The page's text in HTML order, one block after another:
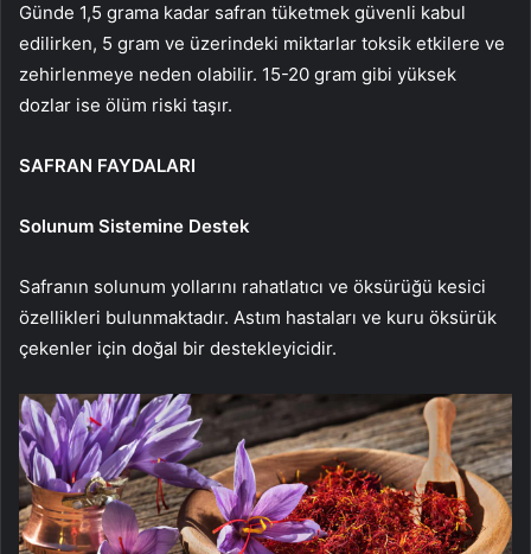
Günde 1,5 grama kadar safran tüketmek güvenli kabul
edilirken, 5 gram ve üzerindeki miktarlar toksik etkilere ve
zehirlenmeye neden olabilir. 15-20 gram gibi yüksek
dozlar ise ölüm riski taşır.
SAFRAN FAYDALARI
Solunum Sistemine Destek
Safranın solunum yollarını rahatlatıcı ve öksürüğü kesici
özellikleri bulunmaktadır. Astım hastaları ve kuru öksürük
çekenler için doğal bir destekleyicidir.